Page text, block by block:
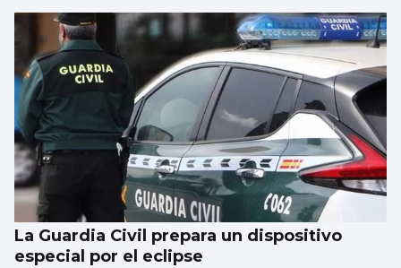
La Guardia Civil prepara un dispositivo
especial por el eclipse